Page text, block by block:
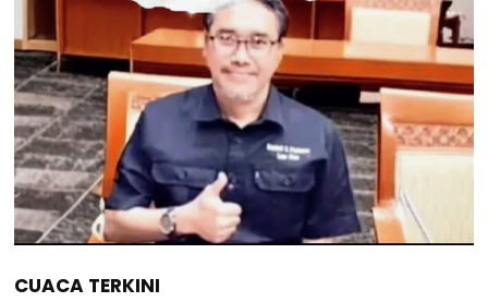
CUACA TERKINI